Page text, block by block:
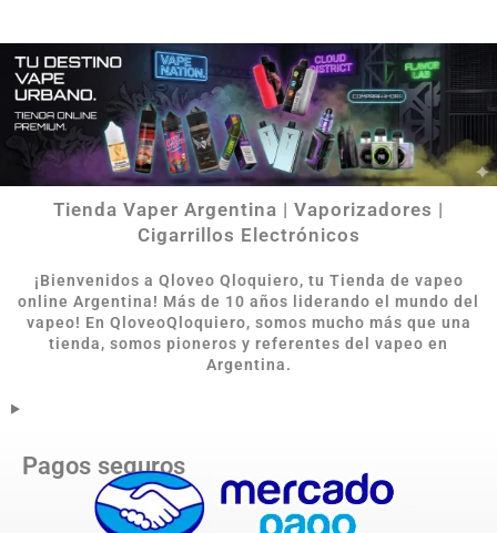
Tienda Vaper Argentina | Vaporizadores |
Cigarrillos Electrónicos
¡Bienvenidos a Qloveo Qloquiero, tu Tienda de vapeo
online Argentina! Más de 10 años liderando el mundo del
vapeo! En QloveoQloquiero, somos mucho más que una
tienda, somos pioneros y referentes del vapeo en
Argentina.
Pagos seguros